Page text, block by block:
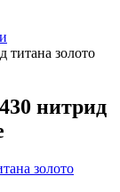
золото
нитрид